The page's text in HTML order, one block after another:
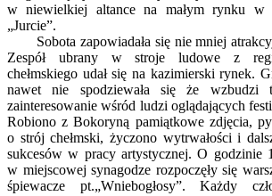
w niewielkiej altance na małym rynku w
„Jurcie”.
Sobota zapowiadała się nie mniej
Zespół ubrany w stroje ludowe z
chełmskiego udał się na kazimierski rynek.
nawet nie spodziewała się że wzbudzi
zainteresowanie wśród ludzi oglądających
Robiono z Bokoryną pamiątkowe zdjęcia,
o strój chełmski, życzono wytrwałości i
sukcesów w pracy artystycznej. O godzinie
w miejscowej synagodze rozpoczęły się
śpiewacze pt.„Wniebogłosy”. Każdy